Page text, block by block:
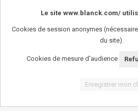
L'abus d'alcool est
consommer
Le site www.blanck.com/
Cookies de session anonymes
du site).
Cookies de mesure d'audience
Enregistrer mon